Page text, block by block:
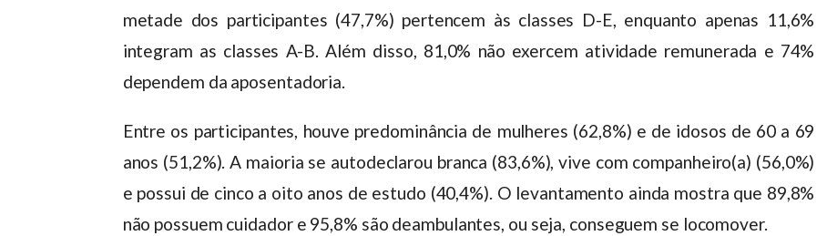
metade dos participantes (47,7%) pertencem às classes D-E, enquanto apenas 11,6%
integram as classes A-B. Além disso, 81,0% não exercem atividade remunerada e 74%
dependem da aposentadoria.
Entre os participantes, houve predominância de mulheres (62,8%) e de idosos de 60 a 69
anos (51,2%). A maioria se autodeclarou branca (83,6%), vive com companheiro(a) (56,0%)
e possui de cinco a oito anos de estudo (40,4%). O levantamento ainda mostra que 89,8%
não possuem cuidador e 95,8% são deambulantes, ou seja, conseguem se locomover.